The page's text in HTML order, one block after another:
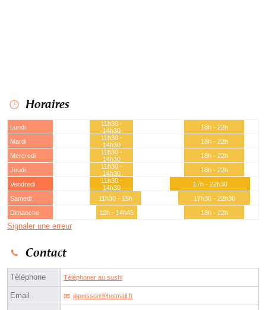
Horaires
Lundi
11h30 -
14h30
18h - 22h
Mardi
11h30 -
14h30
18h - 22h
Mercredi
11h30 -
14h30
18h - 22h
Jeudi
11h30 -
14h30
18h - 22h
Vendredi
11h30 -
14h30
17h - 22h30
Samedi
11h30 - 15h
17h30 - 22h30
Dimanche
12h - 14h45 18h - 22h
Signaler une erreur
Contact
Téléphone Téléphoner au sushi
Email jbpoissonⓐhotmail.fr